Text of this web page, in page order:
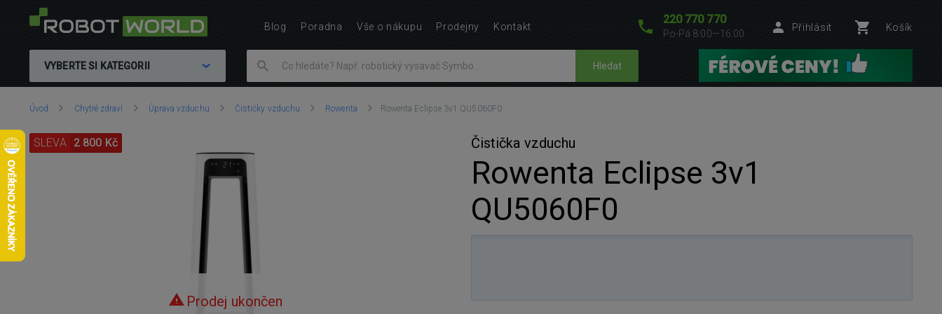
220 770 770
Po-Pá 8:00—16:00
Přihlásit Košík
VYBERTE SI KATEGORII Hledat
Nacházíte
zde:
Úvod Chytré zdraví Úprava vzduchu Čističky vzduchu Rowenta Rowenta Eclipse 3v1 QU5060F0
Prodej ukončen
SLEVA 2 800 Kč Čistička vzduchu
Rowenta Eclipse 3v1
QU5060F0
Blog Poradna Vše o nákupu Prodejny Kontakt